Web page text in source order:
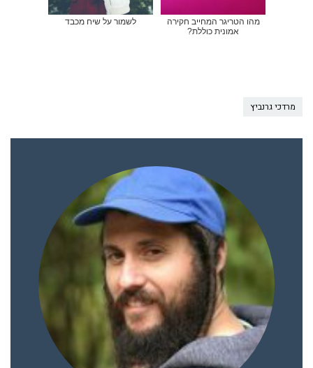
מהו הטריגר המחייב חקירה
אמונית כוללת?
לשמור על שיח מכבד
מרדכי גרנביץ